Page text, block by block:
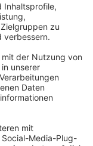
sowie zur LINZ